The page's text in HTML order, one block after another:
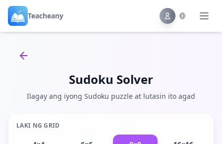
Teacheany
Back to tools
Sudoku Solver
Ilagay ang iyong Sudoku puzzle at lutasin ito agad
LAKI NG GRID